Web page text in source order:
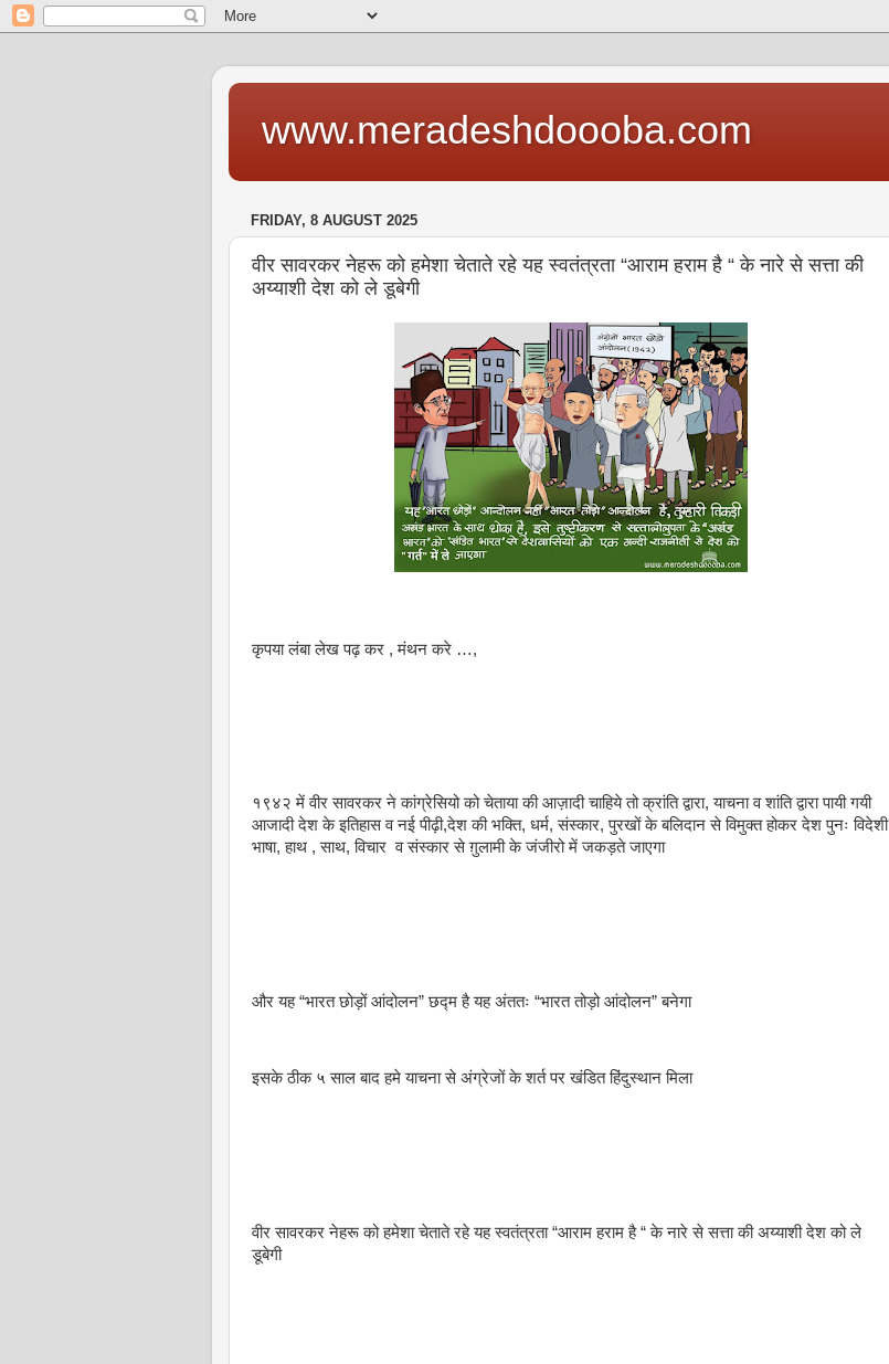
www.meradeshdoooba.com
FRIDAY, 8 AUGUST 2025
वीर सावरकर नेहरू को हमेशा चेताते रहे यह स्वतंत्रता “आराम हराम है “ के नारे से सत्ता की
अय्याशी देश को ले डूबेगी
कृपया लंबा लेख पढ़ कर , मंथन करे …,
१९४२ में वीर सावरकर ने कांग्रेसियो को चेताया की आज़ादी चाहिये तो क्रांति द्वारा, याचना व शांति द्वारा पायी गयी
आजादी देश के इतिहास व नई पीढ़ी,देश की भक्ति, धर्म, संस्कार, पुरखों के बलिदान से विमुक्त होकर देश पुनः विदेशी
भाषा, हाथ , साथ, विचार व संस्कार से ग़ुलामी के जंजीरो में जकड़ते जाएगा
और यह “भारत छोड़ों आंदोलन” छद्म है यह अंततः “भारत तोड़ो आंदोलन” बनेगा
इसके ठीक ५ साल बाद हमे याचना से अंग्रेजों के शर्त पर खंडित हिंदुस्थान मिला
वीर सावरकर नेहरू को हमेशा चेताते रहे यह स्वतंत्रता “आराम हराम है “ के नारे से सत्ता की अय्याशी देश को ले
डूबेगी